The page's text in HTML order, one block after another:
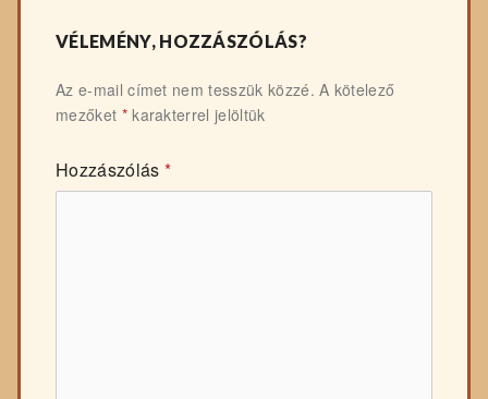
VÉLEMÉNY, HOZZÁSZÓLÁS?
Az e-mail címet nem tesszük közzé. A kötelező
mezőket *karakterrel jelöltük
Hozzászólás *